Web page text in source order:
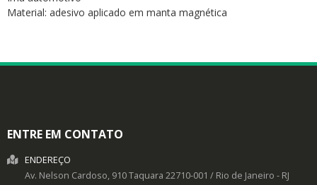
Material: adesivo aplicado em manta magnética
ENTRE EM CONTATO
ENDEREÇO
Av. Nelson Cardoso, 910Taquara 22710-001 / Rio de Janeiro - RJ